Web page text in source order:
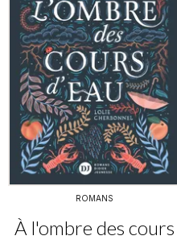
ROMANS
À l'ombre des cours